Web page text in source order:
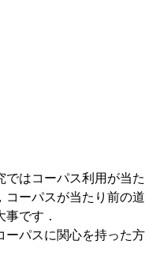
はコーパス利用が当
コーパスが当たり前の
です．
パスに関心を持った